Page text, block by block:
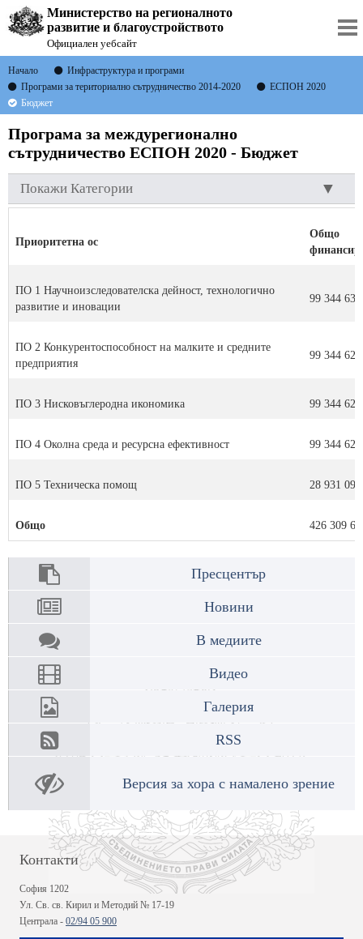
Министерство на регионалното
развитие и благоустройството
Официален уебсайт
Начало
Инфраструктура и програми
Програми за териториално сътрудничество 2014-2020
ЕСПОН 2020
Бюджет
Програма за междурегионално
сътрудничество ЕСПОН 2020 - Бюджет
Покажи Категории
Приоритетна ос
Общо
ПО 1 Научноизследователска дейност, технологично
развитие и иновации
99 344 632
ПО 2 Конкурентоспособност на малките и средните
предприятия
99 344 629
ПО 3 Нисковъглеродна икономика 99 344 629
ПО 4 Околна среда и ресурсна ефективност 99 344 629
ПО 5 Техническа помощ 28 931 099
Общо 426 309
Пресцентър
Новини
В медиите
Видео
Галерия
RSS
Версия за хора с намалено зрение
Контакти
София 1202
Ул. Св. св. Кирил и Методий № 17-19
Централа - 02/94 05 900